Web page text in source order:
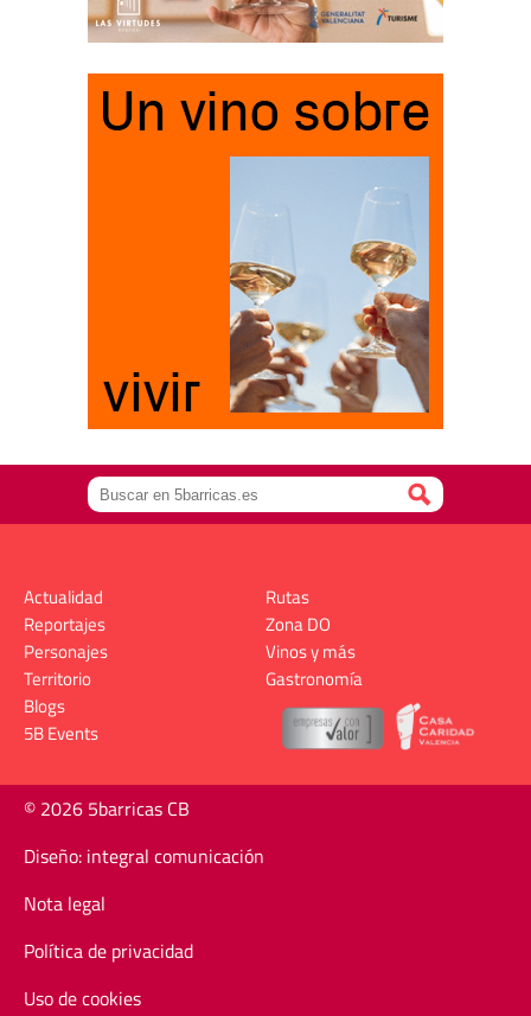
Actualidad
Reportajes
Personajes
Territorio
Rutas
Zona DO
Vinos y más
Gastronomía
Blogs
5B Events
© 2026 5barricas CB
Diseño: integral comunicación
Nota legal
Política de privacidad
Uso de cookies